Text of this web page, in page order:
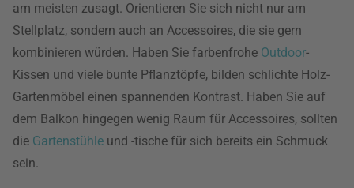
am meisten zusagt. Orientieren Sie sich nicht nur am
Stellplatz, sondern auch an Accessoires, die sie gern
kombinieren würden. Haben Sie farbenfrohe Outdoor-
Kissen und viele bunte Pflanztöpfe, bilden schlichte Holz-
Gartenmöbel einen spannenden Kontrast. Haben Sie auf
dem Balkon hingegen wenig Raum für Accessoires, sollten
die Gartenstühle und -tische für sich bereits ein Schmuck
sein.